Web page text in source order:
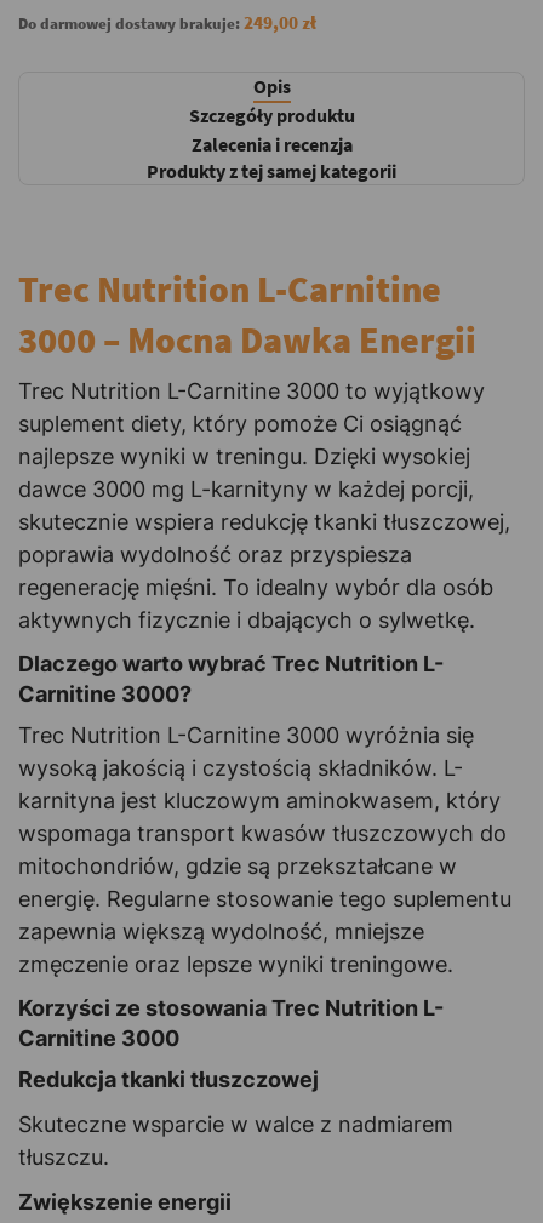
Do darmowej dostawy brakuje:249,00 zł
Opis
Szczegóły produktu
Zalecenia i recenzja
Produkty z tej samej kategorii
Trec Nutrition L-Carnitine
3000 – Mocna Dawka Energii
Trec Nutrition L-Carnitine 3000 to wyjątkowy
suplement diety, który pomoże Ci osiągnąć
najlepsze wyniki w treningu. Dzięki wysokiej
dawce 3000 mg L-karnityny w każdej porcji,
skutecznie wspiera redukcję tkanki tłuszczowej,
poprawia wydolność oraz przyspiesza
regenerację mięśni. To idealny wybór dla osób
aktywnych fizycznie i dbających o sylwetkę.
Dlaczego warto wybrać Trec Nutrition L-
Carnitine 3000?
Trec Nutrition L-Carnitine 3000 wyróżnia się
wysoką jakością i czystością składników. L-
karnityna jest kluczowym aminokwasem, który
wspomaga transport kwasów tłuszczowych do
mitochondriów, gdzie są przekształcane w
energię. Regularne stosowanie tego suplementu
zapewnia większą wydolność, mniejsze
zmęczenie oraz lepsze wyniki treningowe.
Korzyści ze stosowania Trec Nutrition L-
Carnitine 3000
Redukcja tkanki tłuszczowej
Skuteczne wsparcie w walce z nadmiarem
tłuszczu.
Zwiększenie energii